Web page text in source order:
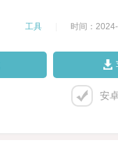
工具 时间：
安